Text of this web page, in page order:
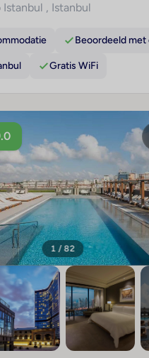
Istanbul , Istanbul
Beoordeeld met
Gratis WiFi
1 / 82